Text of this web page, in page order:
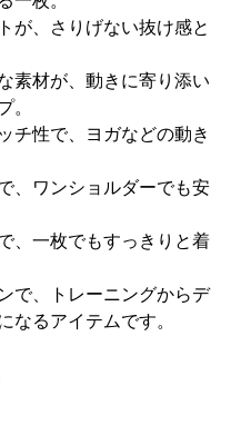
が、さりげない抜け感と
素材が、動きに寄り添い
。
チ性で、ヨガなどの動き
、ワンショルダーでも安
、一枚でもすっきりと着
で、トレーニングからデ
なるアイテムです。